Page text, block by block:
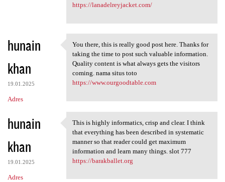
https://lanadelreyjacket.com/
hunain
khan
19.01.2025
Adres
You there, this is really
You there, this is really good post here. Thanks for
taking the time to post such valuable information.
Quality content is what always gets the visitors
coming. nama situs toto
https://www.ourgoodtable.com
hunain
khan
19.01.2025
Adres
This is highly informatics,
This is highly informatics, crisp and clear. I think
that everything has been described in systematic
manner so that reader could get maximum
information and learn many things. slot 777
https://barakballet.org